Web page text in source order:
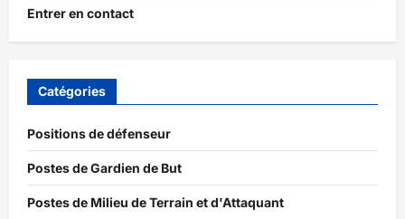
Entrer en contact
Catégories
Positions de défenseur
Postes de Gardien de But
Postes de Milieu de Terrain et d'Attaquant